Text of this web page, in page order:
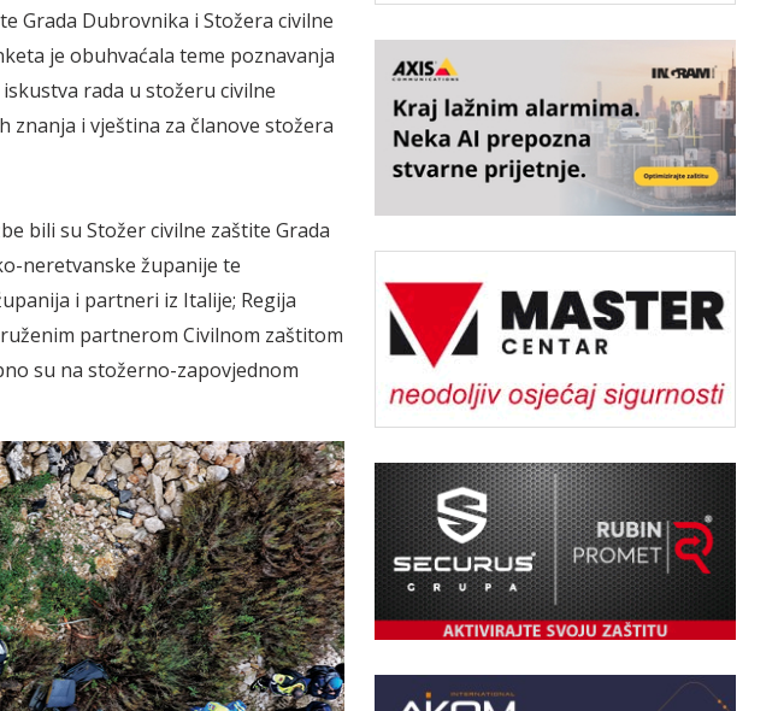
Grada Dubrovnika i Stožera civilne
je obuhvaćala teme poznavanja
rada u stožeru civilne
i vještina za članove stožera
bili su Stožer civilne zaštite Grada
neretvanske županije te
i partneri iz Italije; Regija
partnerom Ci­vil­nom zaštitom
su na stožerno-zapo­vjednom